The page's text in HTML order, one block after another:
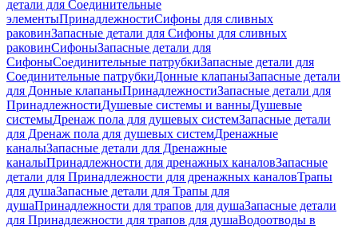
детали для Соединительные
элементыПринадлежностиСифоны для сливных
раковинЗапасные детали для Сифоны для сливных
раковинСифоныЗапасные детали для
СифоныСоединительные патрубкиЗапасные детали для
Соединительные патрубкиДонные клапаныЗапасные детали
для Донные клапаныПринадлежностиЗапасные детали для
ПринадлежностиДушевые системы и ванныДушевые
системыДренаж пола для душевых системЗапасные детали
для Дренаж пола для душевых системДренажные
каналыЗапасные детали для Дренажные
каналыПринадлежности для дренажных каналовЗапасные
детали для Принадлежности для дренажных каналовТрапы
для душаЗапасные детали для Трапы для
душаПринадлежности для трапов для душаЗапасные детали
для Принадлежности для трапов для душаВодоотводы в